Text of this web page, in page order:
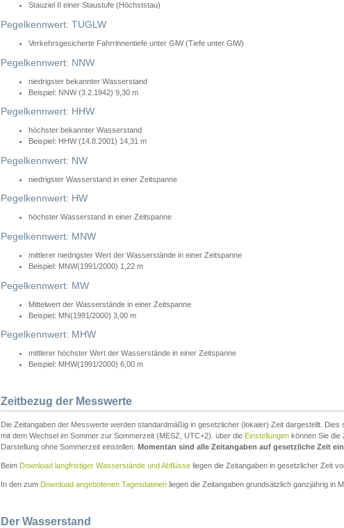
Stauziel II einer Staustufe (Höchststau)
Pegelkennwert: TUGLW
Verkehrsgesicherte Fahrrinnentiefe unter GlW (Tiefe unter GlW)
Pegelkennwert: NNW
niedrigster bekannter Wasserstand
Beispiel: NNW (3.2.1942) 9,30 m
Pegelkennwert: HHW
höchster bekannter Wasserstand
Beispiel: HHW (14.8.2001) 14,31 m
Pegelkennwert: NW
niedrigster Wasserstand in einer Zeitspanne
Pegelkennwert: HW
höchster Wasserstand in einer Zeitspanne
Pegelkennwert: MNW
mittlerer niedrigster Wert der Wasserstände in einer Zeitspanne
Beispiel: MNW(1991/2000) 1,22 m
Pegelkennwert: MW
Mittelwert der Wasserstände in einer Zeitspanne
Beispiel: MN(1991/2000) 3,00 m
Pegelkennwert: MHW
mittlerer höchster Wert der Wasserstände in einer Zeitspanne
Beispiel: MHW(1991/2000) 6,00 m
Zeitbezug der Messwerte
Die Zeitangaben der Messwerte werden standardmäßig in gesetzlicher (lokaler) Zeit dargestellt. Dies
mit dem Wechsel im Sommer zur Sommerzeit (MESZ, UTC+2). über die Einstellungen können Sie die
Darstellung ohne Sommerzeit einstellen. Momentan sind alle Zeitangaben auf gesetzliche Zeit
Beim Download langfristiger Wasserstände und Abflüsse liegen die Zeitangaben in gesetzlicher Zeit
In den zum Download angebotenen Tagesdateien liegen die Zeitangaben grundsätzlich ganzjährig in
Der Wasserstand